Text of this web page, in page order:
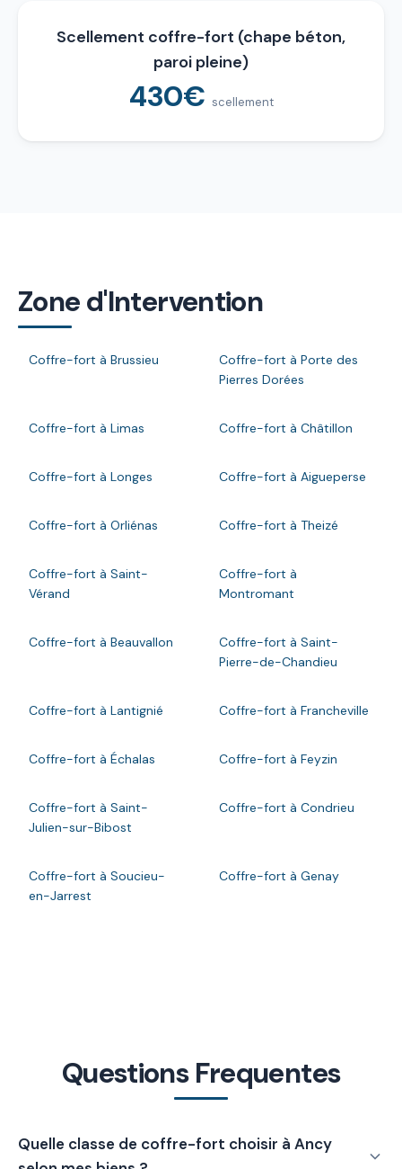
Scellement coffre-fort (chape béton,
paroi pleine)
430€ scellement
Zone d'Intervention
Coffre-fort à Brussieu
Coffre-fort à Porte des
Pierres Dorées
Coffre-fort à Limas Coffre-fort à Châtillon
Coffre-fort à Longes Coffre-fort à Aigueperse
Coffre-fort à Orliénas Coffre-fort à Theizé
Coffre-fort à Saint-
Vérand
Coffre-fort à
Montromant
Coffre-fort à Beauvallon
Coffre-fort à Saint-
Pierre-de-Chandieu
Coffre-fort à Lantignié Coffre-fort à Francheville
Coffre-fort à Échalas Coffre-fort à Feyzin
Coffre-fort à Saint-
Julien-sur-Bibost
Coffre-fort à Condrieu
Coffre-fort à Soucieu-
en-Jarrest
Coffre-fort à Genay
Questions Frequentes
Quelle classe de coffre-fort choisir à Ancy